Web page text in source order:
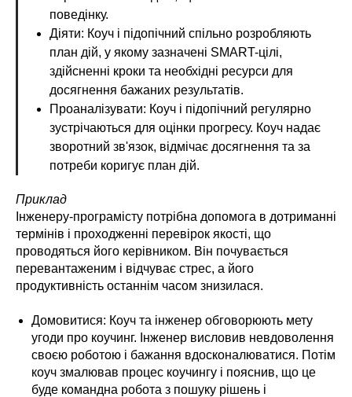
поведінку.
Діяти: Коуч і підопічний спільно розробляють
план дій, у якому зазначені SMART-цілі,
здійсненні кроки та необхідні ресурси для
досягнення бажаних результатів.
Проаналізувати: Коуч і підопічний регулярно
зустрічаються для оцінки прогресу. Коуч надає
зворотний зв'язок, відмічає досягнення та за
потреби коригує план дій.
Приклад
Інженеру-програмісту потрібна допомога в дотриманні
термінів і проходженні перевірок якості, що
проводяться його керівником. Він почувається
перевантаженим і відчуває стрес, а його
продуктивність останнім часом знизилася.
Домовитися: Коуч та інженер обговорюють мету
угоди про коучинг. Інженер висловив невдоволення
своєю роботою і бажання вдосконалюватися. Потім
коуч змалював процес коучингу і пояснив, що це
буде командна робота з пошуку рішень і